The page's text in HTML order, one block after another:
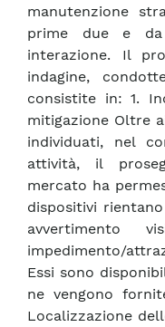
manutenzione
prime due e
interazione. Il
indagine,
consistite in: 1.
mitigazione Oltre
individuati, nel
attività, il
mercato ha
dispositivi
avvertimento
impedimento/
Essi sono
ne vengono
Localizzazione